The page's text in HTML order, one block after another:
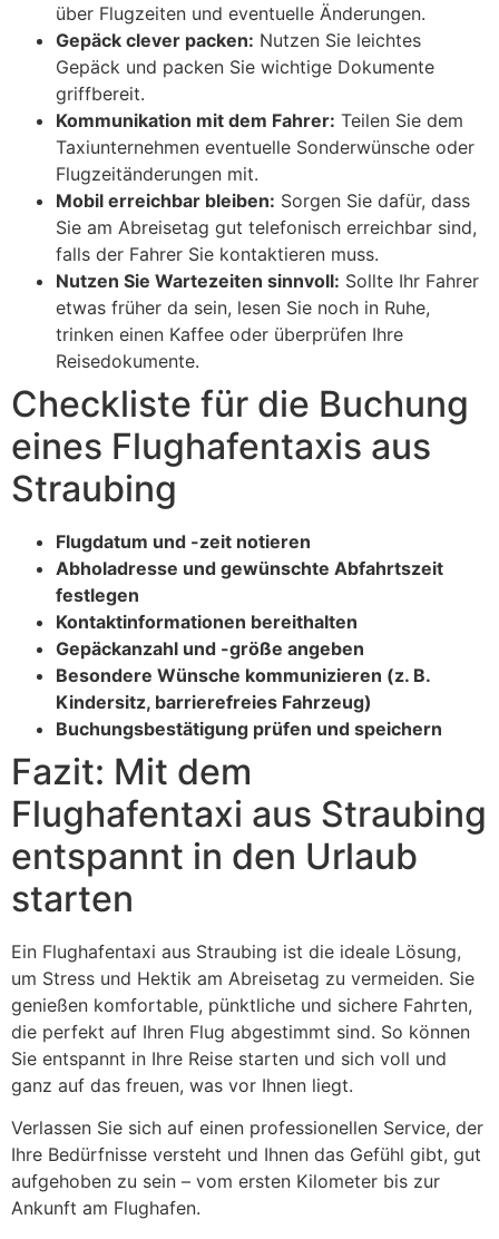
über Flugzeiten und eventuelle Änderungen.
Gepäck clever packen: Nutzen Sie leichtes
Gepäck und packen Sie wichtige Dokumente
griffbereit.
Kommunikation mit dem Fahrer: Teilen Sie dem
Taxiunternehmen eventuelle Sonderwünsche oder
Flugzeitänderungen mit.
Mobil erreichbar bleiben: Sorgen Sie dafür, dass
Sie am Abreisetag gut telefonisch erreichbar sind,
falls der Fahrer Sie kontaktieren muss.
Nutzen Sie Wartezeiten sinnvoll: Sollte Ihr Fahrer
etwas früher da sein, lesen Sie noch in Ruhe,
trinken einen Kaffee oder überprüfen Ihre
Reisedokumente.
Checkliste für die Buchung
eines Flughafentaxis aus
Straubing
Flugdatum und -zeit notieren
Abholadresse und gewünschte Abfahrtszeit
festlegen
Kontaktinformationen bereithalten
Gepäckanzahl und -größe angeben
Besondere Wünsche kommunizieren (z. B.
Kindersitz, barrierefreies Fahrzeug)
Buchungsbestätigung prüfen und speichern
Fazit: Mit dem
Flughafentaxi aus Straubing
entspannt in den Urlaub
starten
Ein Flughafentaxi aus Straubing ist die ideale Lösung,
um Stress und Hektik am Abreisetag zu vermeiden. Sie
genießen komfortable, pünktliche und sichere Fahrten,
die perfekt auf Ihren Flug abgestimmt sind. So können
Sie entspannt in Ihre Reise starten und sich voll und
ganz auf das freuen, was vor Ihnen liegt.
Verlassen Sie sich auf einen professionellen Service, der
Ihre Bedürfnisse versteht und Ihnen das Gefühl gibt, gut
aufgehoben zu sein – vom ersten Kilometer bis zur
Ankunft am Flughafen.